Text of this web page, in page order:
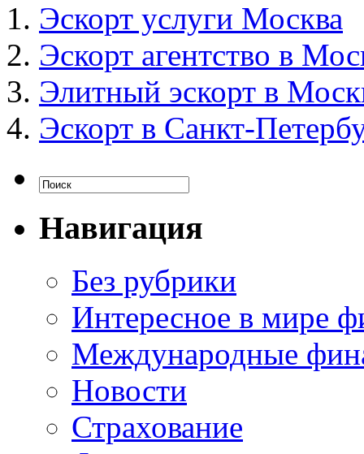
Эскорт услуги Москва
Эскорт агентство в
Элитный эскорт в
Эскорт в Санкт-
Навигация
Без рубрики
Интересное в мире
Международные
Новости
Страхование